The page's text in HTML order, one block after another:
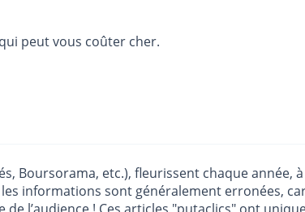
peut vous coûter cher.
Boursorama, etc.), fleurissent chaque année,
informations sont généralement erronées,